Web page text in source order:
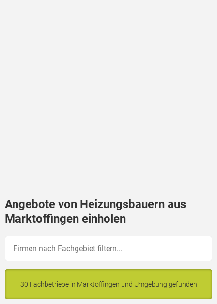
Angebote von Heizungsbauern aus
Marktoffingen einholen
30 Fachbetriebe in Marktoffingen und Umgebung gefunden